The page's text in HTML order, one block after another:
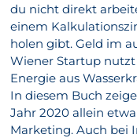
du nicht direkt
einem
holen gibt. Geld im
Wiener Startup
Energie aus
In diesem Buch
Jahr 2020 allein
Marketing. Auch bei